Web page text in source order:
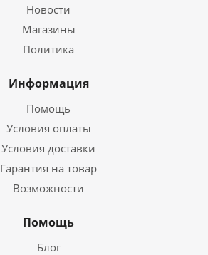
Новости
Магазины
Политика
Информация
Помощь
Условия оплаты
Условия доставки
Гарантия на товар
Возможности
Помощь
Блог